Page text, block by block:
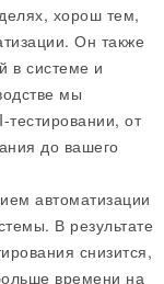
хорош тем,
Он также
в системе и
мы
от
до вашего
автоматизации
В результате
снизится,
времени на